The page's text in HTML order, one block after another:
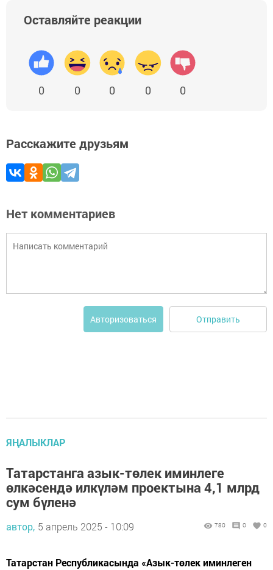
Оставляйте реакции
0 0 0 0 0
Расскажите друзьям
Нет комментариев
Авторизоваться Отправить
ЯҢАЛЫКЛАР
Татарстанга азык-төлек иминлеге
өлкәсендә илкүләм проектына 4,1 млрд
сум бүленә
автор, 5 апрель 2025 - 10:09 780 0 0
Татарстан Республикасында «Азык-төлек иминлеген